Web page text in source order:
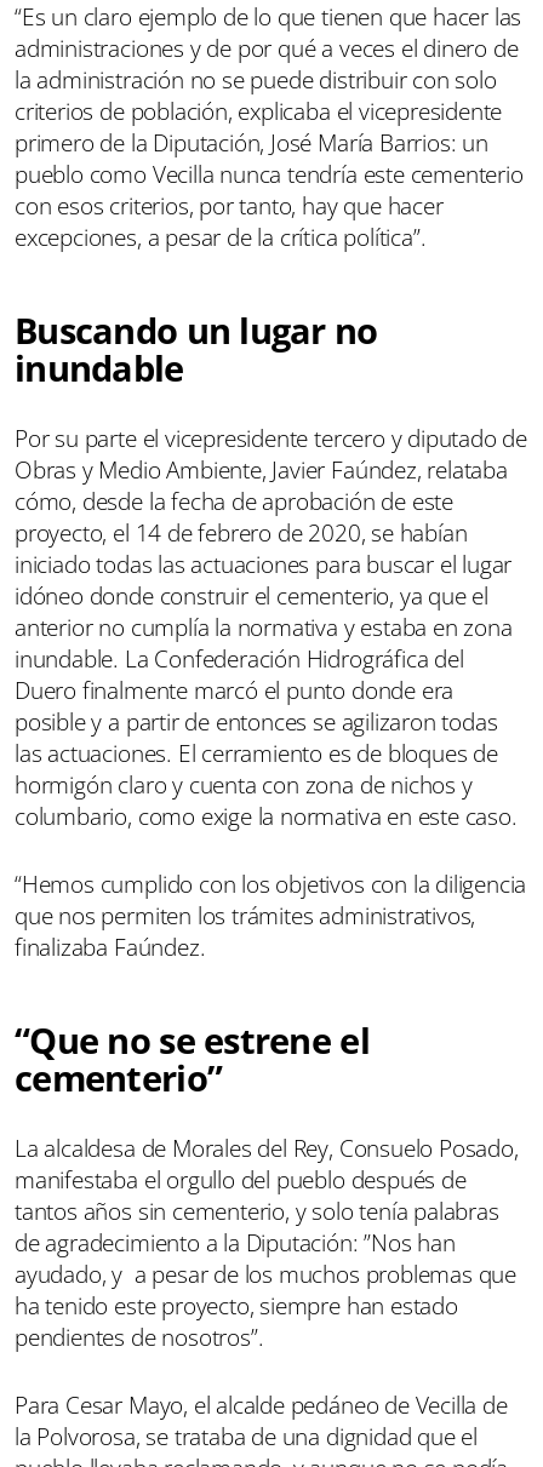
“Es un claro ejemplo de lo que tienen que hacer las
administraciones y de por qué a veces el dinero de
la administración no se puede distribuir con solo
criterios de población, explicaba el vicepresidente
primero de la Diputación, José María Barrios: un
pueblo como Vecilla nunca tendría este cementerio
con esos criterios, por tanto, hay que hacer
excepciones, a pesar de la crítica política”.
Buscando un lugar no
inundable
Por su parte el vicepresidente tercero y diputado de
Obras y Medio Ambiente, Javier Faúndez, relataba
cómo, desde la fecha de aprobación de este
proyecto, el 14 de febrero de 2020, se habían
iniciado todas las actuaciones para buscar el lugar
idóneo donde construir el cementerio, ya que el
anterior no cumplía la normativa y estaba en zona
inundable. La Confederación Hidrográfica del
Duero finalmente marcó el punto donde era
posible y a partir de entonces se agilizaron todas
las actuaciones. El cerramiento es de bloques de
hormigón claro y cuenta con zona de nichos y
columbario, como exige la normativa en este caso.
“Hemos cumplido con los objetivos con la diligencia
que nos permiten los trámites administrativos,
finalizaba Faúndez.
“Que no se estrene el
cementerio”
La alcaldesa de Morales del Rey, Consuelo Posado,
manifestaba el orgullo del pueblo después de
tantos años sin cementerio, y solo tenía palabras
de agradecimiento a la Diputación: ”Nos han
ayudado, y a pesar de los muchos problemas que
ha tenido este proyecto, siempre han estado
pendientes de nosotros”.
Para Cesar Mayo, el alcalde pedáneo de Vecilla de
la Polvorosa, se trataba de una dignidad que el